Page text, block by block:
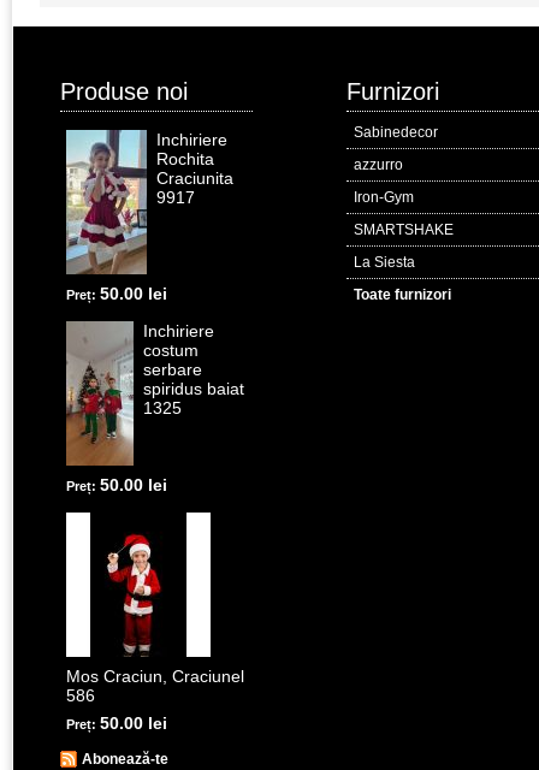
Produse noi
Inchiriere
Rochita
Craciunita
9917
Preț: 50.00 lei
Inchiriere
costum
serbare
spiridus baiat
1325
Preț: 50.00 lei
Mos Craciun, Craciunel
586
Preț: 50.00 lei
Abonează-te
Furnizori
Sabinedecor
azzurro
Iron-Gym
SMARTSHAKE
La Siesta
Toate furnizori